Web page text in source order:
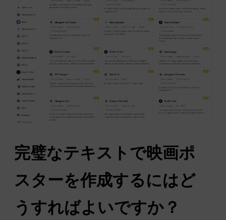
完璧なテキストで映画ポ
スターを作成するにはど
うすればよいですか？